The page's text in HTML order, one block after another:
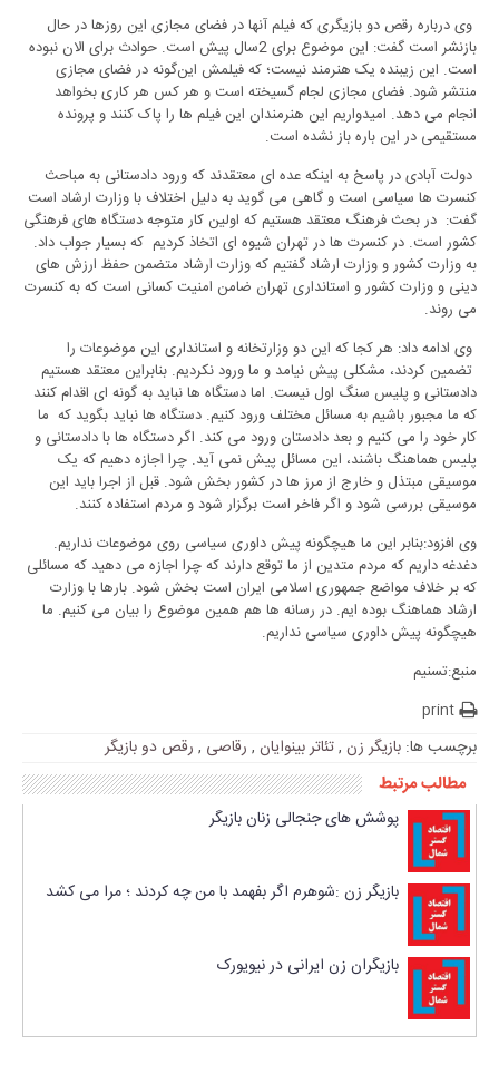
وی درباره رقص دو بازیگری که فیلم آنها در فضای مجازی این روزها در حال
بازنشر است گفت: این موضوع برای 2سال پیش است. حوادث برای الان نبوده
است. این زیبنده یک هنرمند نیست؛ که فیلمش این‌گونه در فضای مجازی
منتشر شود. فضای مجازی لجام گسیخته است و هر کس هر کاری بخواهد
انجام می دهد. امیدواریم این هنرمندان این فیلم ها را پاک کنند و پرونده
مستقیمی در این باره باز نشده است.
دولت آبادی در پاسخ به اینکه عده ای معتقدند که ورود دادستانی به مباحث
کنسرت ها سیاسی است و گاهی می گوید به دلیل اختلاف با وزارت ارشاد است
گفت: در بحث فرهنگ معتقد هستیم که اولین کار متوجه دستگاه های فرهنگی
کشور است. در کنسرت ها در تهران شیوه ای اتخاذ کردیم که بسیار جواب داد.
به وزارت کشور و وزارت ارشاد گفتیم که وزارت ارشاد متضمن حفظ ارزش های
دینی و وزارت کشور و استانداری تهران ضامن امنیت کسانی است که به کنسرت
می روند.
وی ادامه داد: هر کجا که این دو وزارتخانه و استانداری این موضوعات را
تضمین کردند، مشکلی پیش نیامد و ما ورود نکردیم. بنابراین معتقد هستیم
دادستانی و پلیس سنگ اول نیست. اما دستگاه ها نباید به گونه ای اقدام کنند
که ما مجبور باشیم به مسائل مختلف ورود کنیم. دستگاه ها نباید بگوید که ما
کار خود را می کنیم و بعد دادستان ورود می کند. اگر دستگاه ها با دادستانی و
پلیس هماهنگ باشند، این مسائل پیش نمی آید. چرا اجازه دهیم که یک
موسیقی مبتذل و خارج از مرز ها در کشور بخش شود. قبل از اجرا باید این
موسیقی بررسی شود و اگر فاخر است برگزار شود و مردم استفاده کنند.
وی افزود:بنابر این ما هیچگونه پیش داوری سیاسی روی موضوعات نداریم.
دغدغه داریم که مردم متدین از ما توقع دارند که چرا اجازه می دهید که مسائلی
که بر خلاف مواضع جمهوری اسلامی ایران است بخش شود. بارها با وزارت
ارشاد هماهنگ بوده ایم. در رسانه ها هم همین موضوع را بیان می کنیم. ما
هیچگونه پیش داوری سیاسی نداریم.
منبع:تسنیم
print
برچسب ها: بازیگر زن ,تئاتر بینوایان , رقاصی , رقص دو بازیگر
مطالب مرتبط
پوشش های جنجالی زنان بازیگر
بازیگر زن :شوهرم اگر بفهمد با من چه کردند ؛ مرا می کشد
بازیگران زن ایرانی در نیویورک